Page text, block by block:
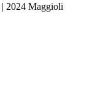
| 2024 Maggioli